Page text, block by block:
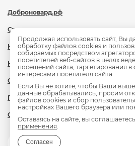
Доброновард.рф
Статьи
Новости
Контакты
Охрана труда
Политика обработки персональных
Сведения об образовательной
Продолжая использовать сайт, Вы
обработку файлов cookies и
собираемых посредством
посетителей веб-сайтов в целях
посещений сайта, таргетирования в
интересами посетителя сайта.
Если Вы не хотите, чтобы Ваши
данные обрабатывались, просим
файлов cookies и сбор
настройках Вашего браузера или
Оставаясь на сайте, вы
применения.
Согласен